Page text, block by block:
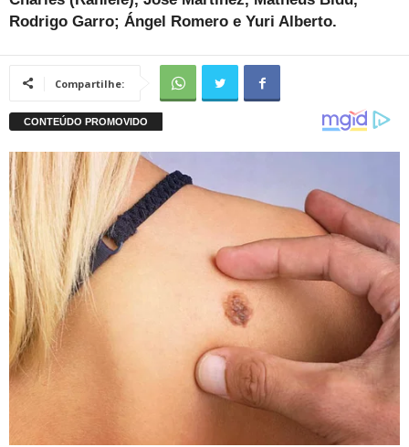
Rodrigo Garro; Ángel Romero e Yuri Alberto.
Compartilhe: